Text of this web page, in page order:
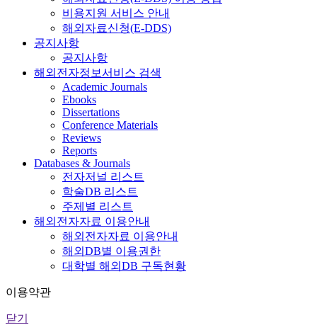
비용지원 서비스 안내
해외자료신청(E-DDS)
공지사항
공지사항
해외전자정보서비스 검색
Academic Journals
Ebooks
Dissertations
Conference Materials
Reviews
Reports
Databases & Journals
전자저널 리스트
학술DB 리스트
주제별 리스트
해외전자자료 이용안내
해외전자자료 이용안내
해외DB별 이용권한
대학별 해외DB 구독현황
이용약관
닫기